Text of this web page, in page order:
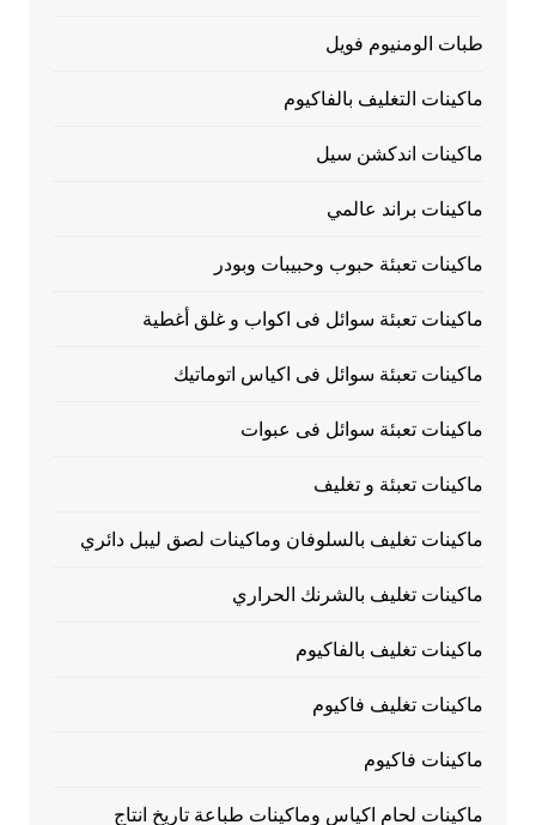
طبات الومنيوم فويل
ماكينات التغليف بالفاكيوم
ماكينات اندكشن سيل
ماكينات براند عالمي
ماكينات تعبئة حبوب وحبيبات وبودر
ماكينات تعبئة سوائل فى اكواب و غلق أغطية
ماكينات تعبئة سوائل فى اكياس اتوماتيك
ماكينات تعبئة سوائل فى عبوات
ماكينات تعبئة و تغليف
ماكينات تغليف بالسلوفان وماكينات لصق ليبل دائري
ماكينات تغليف بالشرنك الحراري
ماكينات تغليف بالفاكيوم
ماكينات تغليف فاكيوم
ماكينات فاكيوم
ماكينات لحام اكياس وماكينات طباعة تاريخ انتاج